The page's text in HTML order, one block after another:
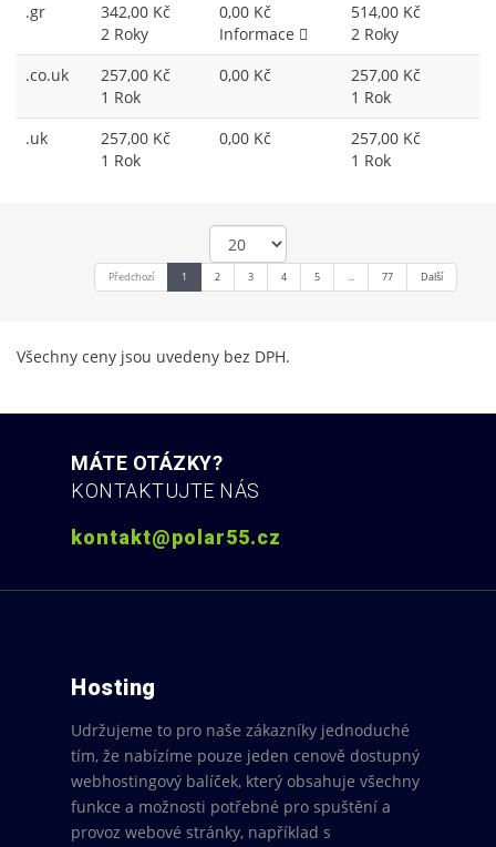
.gr
342,00 Kč
2 Roky
0,00 Kč
Informace
514,00 Kč
2 Roky
.co.uk
257,00 Kč
1 Rok
0,00 Kč
257,00 Kč
1 Rok
.uk
257,00 Kč
1 Rok
0,00 Kč
257,00 Kč
1 Rok
Předchozí 1 2 3 4 5 ... 77 Další
Všechny ceny jsou uvedeny bez DPH.
MÁTE OTÁZKY?
KONTAKTUJTE NÁS
kontakt@polar55.cz
Hosting
Udržujeme to pro naše zákazníky jednoduché
tím, že nabízíme pouze jeden cenově dostupný
webhostingový balíček, který obsahuje všechny
funkce a možnosti potřebné pro spuštění a
provoz webové stránky, například s